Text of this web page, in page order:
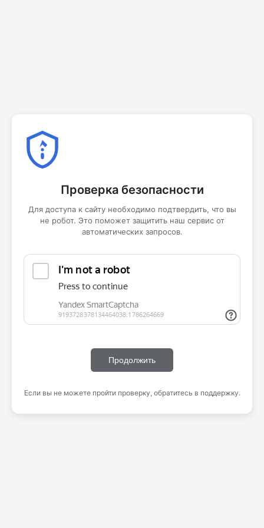
Проверка безопасности
Для доступа к сайту необходимо подтвердить, что вы
не робот. Это поможет защитить наш сервис от
автоматических запросов.
Продолжить
Если вы не можете пройти проверку, обратитесь в поддержку.